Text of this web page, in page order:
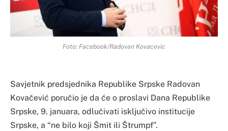
Foto: Facebook/Radovan Kovacevic
Savjetnik predsjednika Republike Srpske Radovan
Kovačević poručio je da će o proslavi Dana Republike
Srpske, 9. januara, odlučivati isključivo institucije
Srpske, a “ne bilo koji Šmit ili Štrumpf”.